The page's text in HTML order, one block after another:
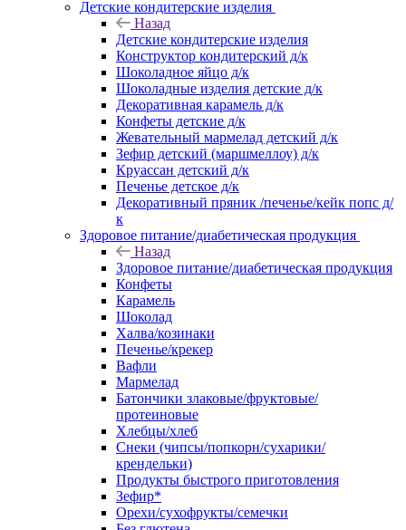
Детские кондитерские изделия
Назад
Детские кондитерские изделия
Конструктор кондитерский д/к
Шоколадное яйцо д/к
Шоколадные изделия детские д/к
Декоративная карамель д/к
Конфеты детские д/к
Жевательный мармелад детский д/к
Зефир детский (маршмеллоу) д/к
Круассан детский д/к
Печенье детское д/к
Декоративный пряник /печенье/кейк попс д/
к
Здоровое питание/диабетическая продукция
Назад
Здоровое питание/диабетическая продукция
Конфеты
Карамель
Шоколад
Халва/козинаки
Печенье/крекер
Вафли
Мармелад
Батончики злаковые/фруктовые/
протеиновые
Хлебцы/хлеб
Снеки (чипсы/попкорн/сухарики/
крендельки)
Продукты быстрого приготовления
Зефир*
Орехи/сухофрукты/семечки